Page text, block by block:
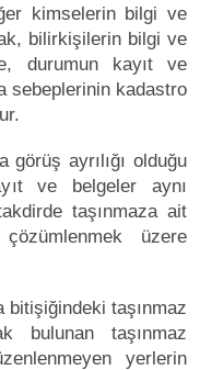
kimselerin bilgi ve
bilirkişilerin bilgi ve
durumun kayıt ve
sebeplerinin kadastro
görüş ayrılığı olduğu
ve belgeler aynı
taşınmaza ait
üzere
bitişiğindeki taşınmaz
bulunan taşınmaz
yerlerin